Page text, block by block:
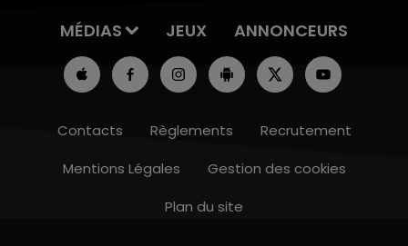
19h00 - 19h15
MÉDIAS
JEUX ANNONCEURS
Contacts Règlements
Recrutement
Mentions Légales
Gestion des cookies
Plan du site